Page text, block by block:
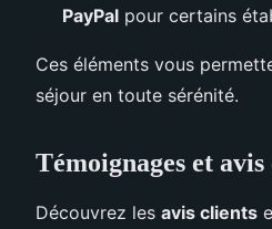
PayPal pour certains
Ces éléments vous
séjour en toute sérénité.
Témoignages et
Découvrez les avis clients